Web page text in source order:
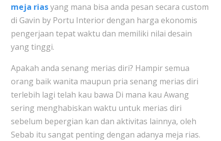
meja riasyang mana bisa anda pesan secara custom
di Gavin by Portu Interior dengan harga ekonomis
pengerjaan tepat waktu dan memiliki nilai desain
yang tinggi.
Apakah anda senang merias diri? Hampir semua
orang baik wanita maupun pria senang merias diri
terlebih lagi telah kau bawa Di mana kau Awang
sering menghabiskan waktu untuk merias diri
sebelum bepergian kan dan aktivitas lainnya, oleh
Sebab itu sangat penting dengan adanya meja rias.